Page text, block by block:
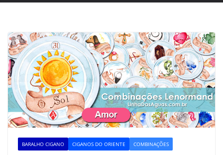
BARALHO CIGANO CIGANOS DO ORIENTE COMBINAÇÕES